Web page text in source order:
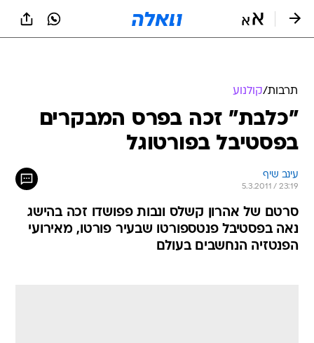
תרבות/קולנוע
"כלבת" זכה בפרס המבקרים
בפסטיבל בפורטוגל
עינב שיף
5.3.2011 / 23:19
סרטם של אהרון קשלס ונבות פפושדו זכה בהישג
נאה בפסטיבל פנטספורטו שבעיר פורטו, מאירועי
הפנטזיה הנחשבים בעולם